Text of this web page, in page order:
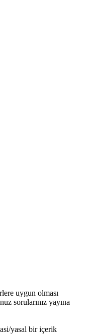
uygun olması
sorularınız yayına
yasal bir içerik